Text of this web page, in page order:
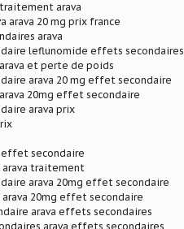
arava
arava 20 mg prix france
arava
leflunomide effets secondaires
et perte de poids
arava 20 mg effet secondaire
20mg effet secondaire
arava prix
effet secondaire
traitement
arava 20mg effet secondaire
20mg effet secondaire
arava effets secondaires
arava effets secondaires